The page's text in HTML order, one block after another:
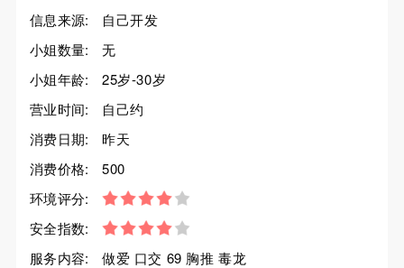
信息来源:
自己开发
小姐数量:
无
小姐年龄:
25岁-30岁
营业时间:
自己约
消费日期:
昨天
消费价格:
500
环境评分:
安全指数:
服务内容:
做爱 口交 69 胸推 毒龙